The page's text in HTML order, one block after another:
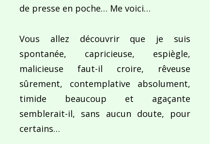
de presse en poche… Me voici…
Vous allez découvrir que je suis
spontanée, capricieuse, espiègle,
malicieuse faut-il croire, rêveuse
sûrement, contemplative absolument,
timide beaucoup et agaçante
semblerait-il, sans aucun doute, pour
certains…